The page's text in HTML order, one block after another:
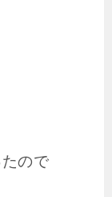
ので